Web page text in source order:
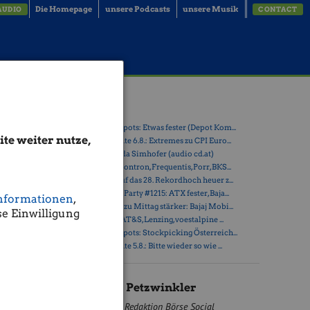
weiter nutze,
,
Einwilligung
Die Homepage unsere Podcasts unsere Musik CONTACT
, das ist ein
für die
bei
» Österreich-Depots: Etwas fester (Depot Kom...
» Börsegeschichte 6.8.: Extremes zu CPI Euro...
» Nachlese: Linda Simhofer (audio cd.at)
» PIR-News zu Kontron, Frequentis, Porr, BKS...
» ATX steuert auf das 28. Rekordhoch heuer z...
» Wiener Börse Party #1215: ATX fester, Baja...
» Wiener Börse zu Mittag stärker: Bajaj Mobi...
» ATX-Trends: AT&S, Lenzing, voestalpine ...
» Österreich-Depots: Stockpicking Österreich...
» Börsegeschichte 5.8.: Bitte wieder so wie ...
Christine Petzwinkler
Redaktion Börse Social